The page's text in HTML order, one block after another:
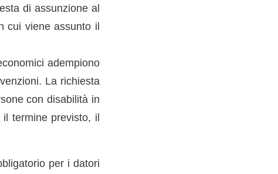
di assunzione al
cui viene assunto il
adempiono
La richiesta
con disabilità in
termine previsto, il
per i datori